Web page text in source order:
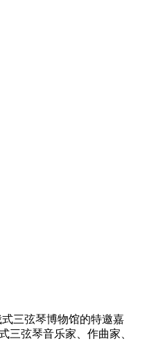
三弦琴博物馆的特邀嘉
三弦琴音乐家、作曲家、